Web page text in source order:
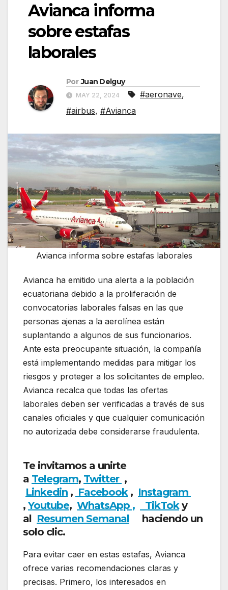
Avianca informa
sobre estafas
laborales
Por Juan Delguy
MAY 22, 2024 #aeronave,
#airbus, #Avianca
Avianca informa sobre estafas laborales
Avianca ha emitido una alerta a la población
ecuatoriana debido a la proliferación de
convocatorias laborales falsas en las que
personas ajenas a la aerolínea están
suplantando a algunos de sus funcionarios.
Ante esta preocupante situación, la compañía
está implementando medidas para mitigar los
riesgos y proteger a los solicitantes de empleo.
Avianca recalca que todas las ofertas
laborales deben ser verificadas a través de sus
canales oficiales y que cualquier comunicación
no autorizada debe considerarse fraudulenta.
Te invitamos a unirte
a Telegram, Twitter ,
Linkedin , Facebook, Instagram
,Youtube, WhatsApp , TikToky
al Resumen Semanal haciendo un
solo clic.
Para evitar caer en estas estafas, Avianca
ofrece varias recomendaciones claras y
precisas. Primero, los interesados en